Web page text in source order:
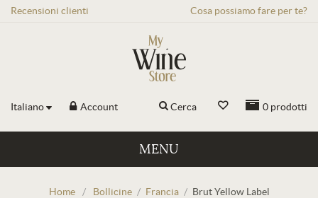
Recensioni clienti Cosa possiamo fare per te?
Italiano Account 0 prodotti
Cerca
MENU
Home / Bollicine / Francia / Brut Yellow Label